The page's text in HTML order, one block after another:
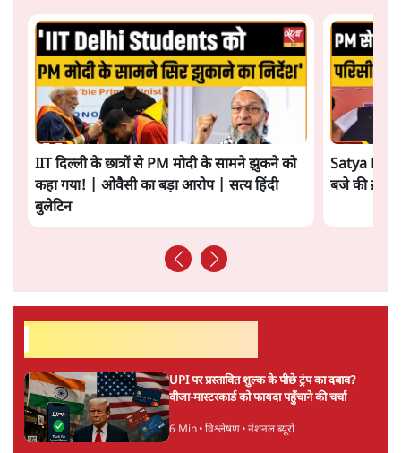
IIT दिल्ली के छात्रों से PM मोदी के सामने झुकने को
कहा गया! | ओवैसी का बड़ा आरोप | सत्य हिंदी
बुलेटिन
Satya
बजे की ख़बरें
UPI पर प्रस्तावित शुल्क के पीछे ट्रंप का दबाव?
वीजा-मास्टरकार्ड को फायदा पहुँचाने की चर्चा
6 Min• विश्लेषण• नेशनल ब्यूरो